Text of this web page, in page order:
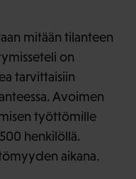
mitään tilanteen
on
tarvittaisiin
Avoimen
työttömille
henkilöllä.
aikana.